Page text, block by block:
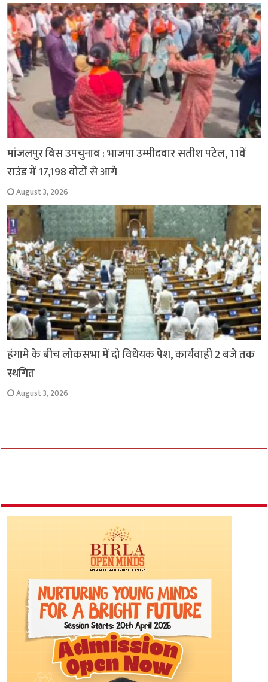
मांजलपुर विस उपचुनाव : भाजपा उम्मीदवार सतीश पटेल, 11वें
राउंड में 17,198 वोटों से आगे
August 3, 2026
हंगामे के बीच लोकसभा में दो विधेयक पेश, कार्यवाही 2 बजे तक
स्थगित
August 3, 2026